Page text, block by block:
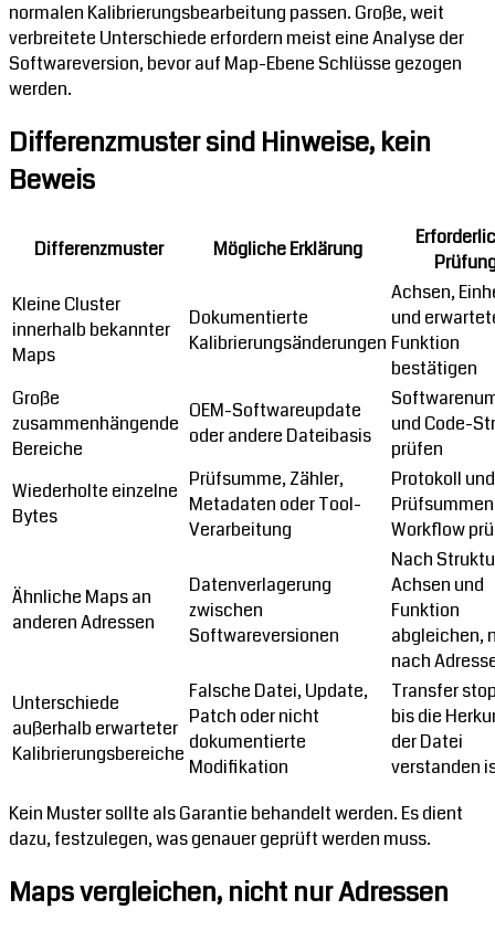
normalen Kalibrierungsbearbeitung passen. Große, weit
verbreitete Unterschiede erfordern meist eine Analyse der
Softwareversion, bevor auf Map-Ebene Schlüsse gezogen
werden.
Differenzmuster sind Hinweise, kein
Beweis
Differenzmuster Mögliche Erklärung
Kleine Cluster
innerhalb bekannter
Maps
Dokumentierte
Kalibrierungsänderungen
Achsen,
und
Funktion
bestätigen
Große
zusammenhängende
Bereiche
OEM-Softwareupdate
oder andere Dateibasis
und Code-
prüfen
Wiederholte einzelne
Bytes
Prüfsumme, Zähler,
Metadaten oder Tool-
Verarbeitung
Protokoll und
Workflow
Ähnliche Maps an
anderen Adressen
Datenverlagerung
zwischen
Softwareversionen
Nach
Achsen und
Funktion
abgleichen,
nach
Unterschiede
außerhalb erwarteter
Kalibrierungsbereiche
Falsche Datei, Update,
Patch oder nicht
dokumentierte
Modifikation
Transfer
bis die
der Datei
verstanden
Kein Muster sollte als Garantie behandelt werden. Es dient
dazu, festzulegen, was genauer geprüft werden muss.
Maps vergleichen, nicht nur Adressen